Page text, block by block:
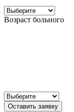
Возраст больного
Оставить заявку